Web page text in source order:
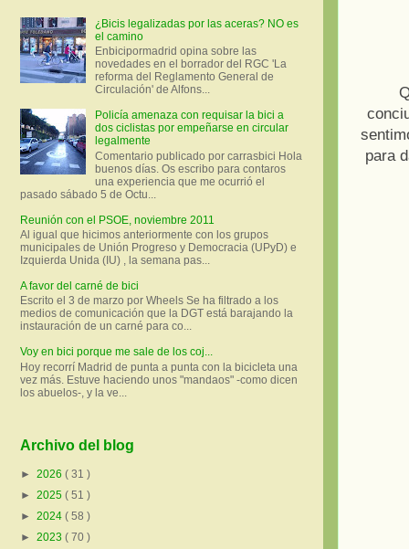
para
¿Bicis legalizadas por las aceras? NO es
el camino
Enbicipormadrid opina sobre las
novedades en el borrador del RGC 'La
reforma del Reglamento General de
Circulación' de Alfons...
Policía amenaza con requisar la bici a
dos ciclistas por empeñarse en circular
legalmente
Comentario publicado por carrasbici Hola
buenos días. Os escribo para contaros
una experiencia que me ocurrió el
pasado sábado 5 de Octu...
Reunión con el PSOE, noviembre 2011
Al igual que hicimos anteriormente con los grupos
municipales de Unión Progreso y Democracia (UPyD) e
Izquierda Unida (IU) , la semana pas...
A favor del carné de bici
Escrito el 3 de marzo por Wheels Se ha filtrado a los
medios de comunicación que la DGT está barajando la
instauración de un carné para co...
Voy en bici porque me sale de los coj...
Hoy recorrí Madrid de punta a punta con la bicicleta una
vez más. Estuve haciendo unos "mandaos" -como dicen
los abuelos-, y la ve...
Archivo del blog
► 2026 ( 31 )
► 2025 ( 51 )
► 2024 ( 58 )
► 2023 ( 70 )